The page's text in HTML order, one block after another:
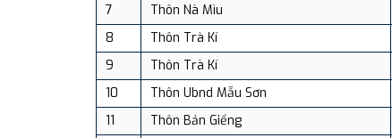
7
Thôn Nà Mìu
8
Thôn Trà Kí
9
Thôn Trà Kí
10
Thôn Ubnd Mẫu Sơn
11
Thôn Bản Giểng